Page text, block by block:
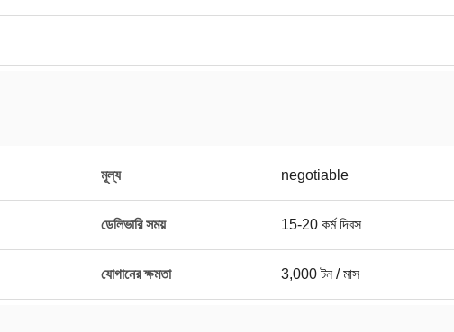
মূল্য negotiable
ডেলিভারি সময় 15-20 কর্ম দিবস
যোগানের ক্ষমতা 3,000 টন / মাস